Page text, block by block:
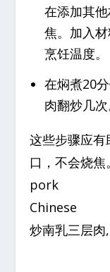
在添加其
焦。加入
烹饪温度。
在焖煮20
肉翻炒几次
这些步骤应
口，不会烧焦。
pork
Chinese
炒南乳三层